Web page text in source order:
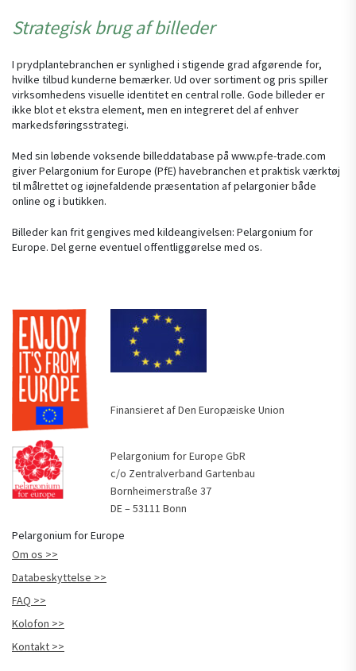
Strategisk brug af billeder
I prydplantebranchen er synlighed i stigende grad afgørende for,
hvilke tilbud kunderne bemærker. Ud over sortiment og pris spiller
virksomhedens visuelle identitet en central rolle. Gode billeder er
ikke blot et ekstra element, men en integreret del af enhver
markedsføringsstrategi.
Med sin løbende voksende billeddatabase på www.pfe-trade.com
giver Pelargonium for Europe (PfE) havebranchen et praktisk værktøj
til målrettet og iøjnefaldende præsentation af pelargonier både
online og i butikken.
Billeder kan frit gengives med kildeangivelsen: Pelargonium for
Europe. Del gerne eventuel offentliggørelse med os.
Finansieret af Den Europæiske Union
Pelargonium for Europe GbR
c/o Zentralverband Gartenbau
Bornheimerstraße 37
DE – 53111 Bonn
Pelargonium for Europe
Om os
Databeskyttelse
FAQ
Kolofon
Kontakt